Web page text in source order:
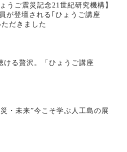
うご震災記念21世紀研究機構】
が登壇される｢ひょうご講座
だきました
ける贅沢。「ひょうご講座
・未来”今こそ学ぶ人工島の展